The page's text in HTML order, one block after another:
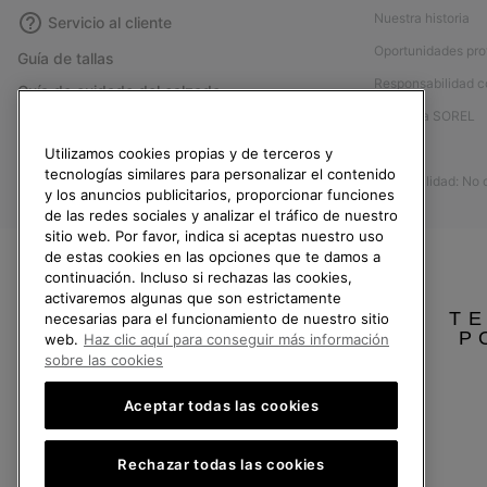
Servicio al cliente
Guía de tallas
Guía de cuidado del calzado
Devoluciones
Desistir del contrato
Estado del pedido
Envío
Pago
Preguntas frecuentes
Nuestra historia
Oportunidades
Responsabilidad
Afíliese a SOREL
Accesibilidad: No
España
SOREL.Reservados todos los derechos.
Utilizamos cookies propias y de terceros y
tecnologías similares para personalizar el contenido
y los anuncios publicitarios, proporcionar funciones
de las redes sociales y analizar el tráfico de nuestro
sitio web. Por favor, indica si aceptas nuestro uso
de estas cookies en las opciones que te damos a
continuación. Incluso si rechazas las cookies,
activaremos algunas que son estrictamente
necesarias para el funcionamiento de nuestro sitio
web. Haz clic aquí para conseguir más información
sobre las cookies
Aceptar todas las cookies
Rechazar todas las cookies